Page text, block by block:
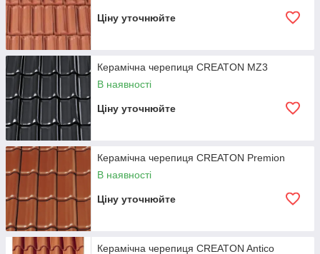
Особливості керамічної черепиці
CREATON:
На современном рынке представлено огромное количество
коллекций керамической черепицы от разных
производителей. Среди них особой популярностью
Ціну уточнюйте
Керамічна черепиця CREATON MZ3
В наявності
Ціну уточнюйте
Керамічна черепиця CREATON Premion
В наявності
Ціну уточнюйте
Керамічна черепиця CREATON Antico